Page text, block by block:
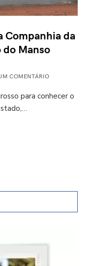
Companhia da
do Manso
COMENTÁRIO
para conhecer o